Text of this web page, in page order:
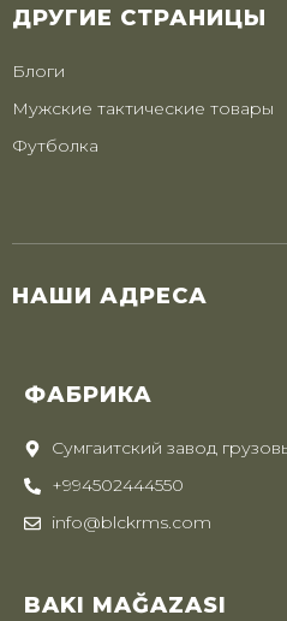
ДРУГИЕ СТРАНИЦЫ
Блоги
Мужские тактические товары
Футболка
НАШИ АДРЕСА
ФАБРИКА
Сумгаитский завод
+994502444550
info@blckrms.com
BAKI MAĞAZASI